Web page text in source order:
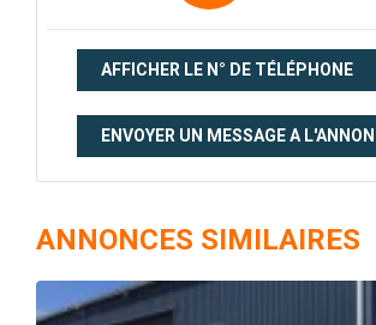
AFFICHER LE N° DE TÉLÉPHONE
ENVOYER UN MESSAGE A
ANNONCES SIMILAIRES